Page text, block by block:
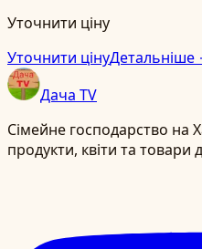
Уточнити ціну
Уточнити цінуДетальніше
Дача TV
Сімейне господарство на
продукти, квіти та товари